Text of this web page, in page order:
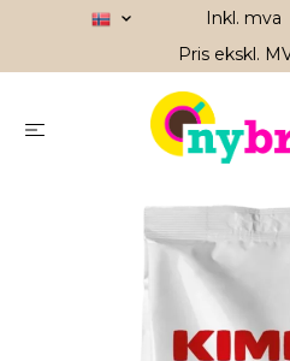
Inkl. mva
Pris ekskl.